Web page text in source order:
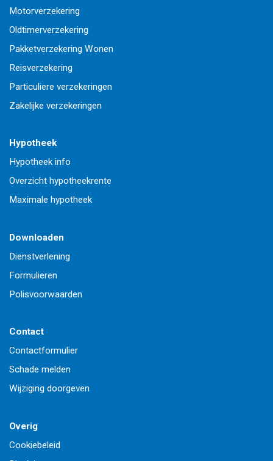
Motorverzekering
Oldtimerverzekering
Pakketverzekering Wonen
Reisverzekering
Particuliere verzekeringen
Zakelijke verzekeringen
Hypotheek
Hypotheek info
Overzicht hypotheekrente
Maximale hypotheek
Downloaden
Dienstverlening
Formulieren
Polisvoorwaarden
Contact
Contactformulier
Schade melden
Wijziging doorgeven
Overig
Cookiebeleid